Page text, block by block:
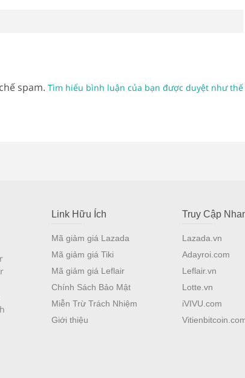
spam. Tìm hiểu bình luận của bạn được duyệt như thế
Link Hữu Ích
Mã giảm giá Lazada
Mã giảm giá Tiki
Mã giảm giá Leflair
Chính Sách Bảo Mật
Miễn Trừ Trách Nhiệm
Giới thiệu
Truy Cập
Lazada.vn
Adayroi.com
Leflair.vn
Lotte.vn
iVIVU.com